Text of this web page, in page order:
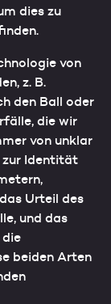
dies zu
von
z. B.
den Ball oder
die wir
von unklar
zur Identität
Urteil des
und das
beiden Arten